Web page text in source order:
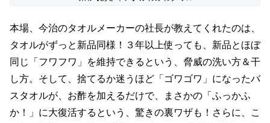
本場、今治のタオルメーカーの社長が教えてくれたのは、
タオルがずっと新品同様！３年以上使っても、新品とほぼ
同じ「フワフワ」を維持できるという、脅威の洗い方＆干
し方。そして、捨てるか迷うほど「ゴワゴワ」になったバ
スタオルが、お酢を加えるだけで、まさかの「ふっかふ
か！」に大復活するという、驚きの裏ワザも！さらに、こ